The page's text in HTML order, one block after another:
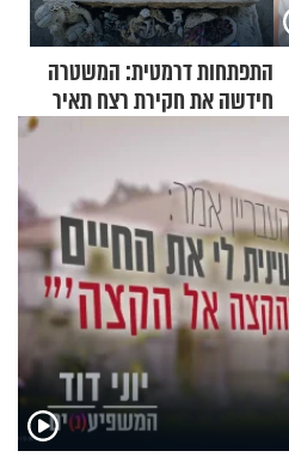
התפתחות דרמטית: המשטרה
חידשה את חקירת רצח תאיר